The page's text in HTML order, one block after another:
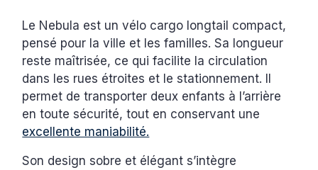
Le Nebula est un vélo cargo longtail compact,
pensé pour la ville et les familles. Sa longueur
reste maîtrisée, ce qui facilite la circulation
dans les rues étroites et le stationnement. Il
permet de transporter deux enfants à l’arrière
en toute sécurité, tout en conservant une
excellente maniabilité.
Son design sobre et élégant s’intègre